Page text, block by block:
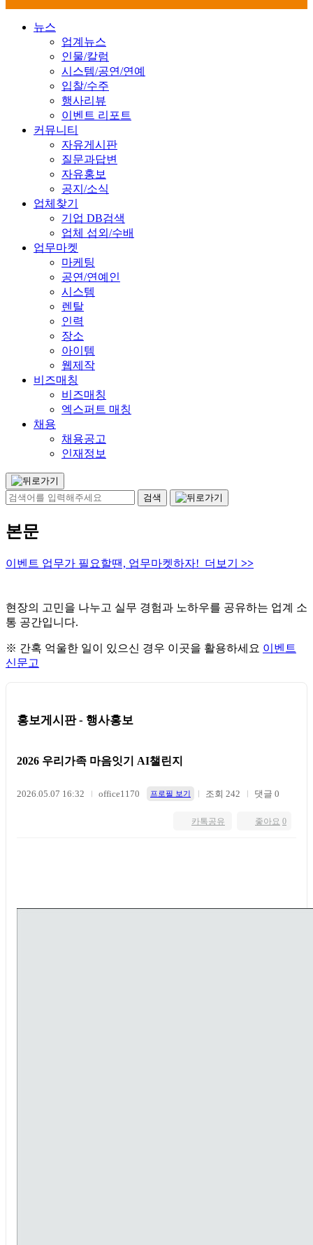
뉴스
업계뉴스
인물/칼럼
시스템/공연/연예
입찰/수주
행사리뷰
이벤트 리포트
커뮤니티
자유게시판
질문과답변
자유홍보
공지/소식
업체찾기
기업 DB검색
업체 섭외/수배
업무마켓
마케팅
공연/연예인
시스템
렌탈
인력
장소
아이템
웹제작
비즈매칭
비즈매칭
엑스퍼트 매칭
채용
채용공고
인재정보
본문
이벤트 업무가 필요할땐, 업무마켓하자! 더보기 >>
현장의 고민을 나누고 실무 경험과 노하우를 공유하는 업계 소
통 공간입니다.
※ 간혹 억울한 일이 있으신 경우 이곳을 활용하세요 이벤트
신문고
홍보게시판 - 행사홍보
2026 우리가족 마음잇기 AI챌린지
2026.05.07 16:32 office1170 프로필 보기 조회 242 댓글 0
좋아요 0
카톡공유